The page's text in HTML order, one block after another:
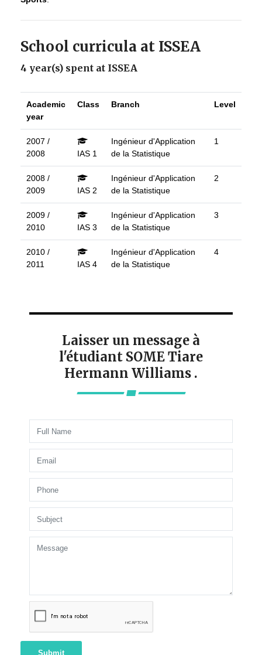
School curricula at ISSEA
4 year(s) spent at ISSEA
Academic
year
Class Branch Level
2007 /
2008
IAS 1
Ingénieur d'Application
de la Statistique
1
2008 /
2009
IAS 2
Ingénieur d'Application
de la Statistique
2
2009 /
2010
IAS 3
Ingénieur d'Application
de la Statistique
3
2010 /
2011
IAS 4
Ingénieur d'Application
de la Statistique
4
Laisser un message à
l'étudiant SOME Tiare
Hermann Williams .
Submit